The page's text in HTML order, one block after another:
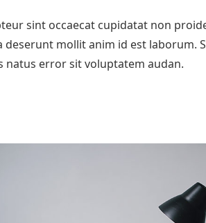
sint occaecat cupidatat non
deserunt mollit anim id est laborum.
natus error sit voluptatem audan.